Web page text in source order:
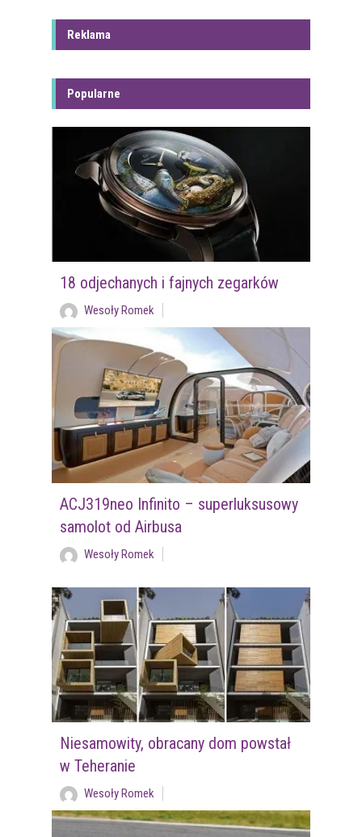
Reklama
Popularne
18 odjechanych i fajnych zegarków
Wesoły Romek
ACJ319neo Infinito – superluksusowy
samolot od Airbusa
Wesoły Romek
Niesamowity, obracany dom powstał
w Teheranie
Wesoły Romek